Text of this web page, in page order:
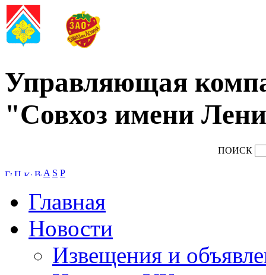
Управляющая
"Совхоз имени
ПОИСК
A S P
Главная
Новости
Извещения и